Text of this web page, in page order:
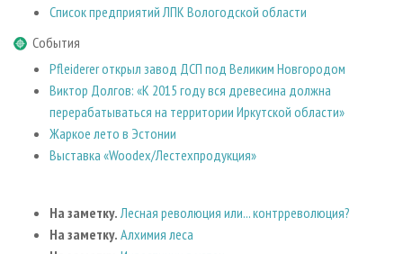
Список предприятий ЛПК Вологодской области
События
Pfleiderer открыл завод ДСП под Великим Новгородом
Виктор Долгов: «К 2015 году вся древесина должна
перерабатываться на территории Иркутской области»
Жаркое лето в Эстонии
Выставка «Woodex/Лестехпродукция»
На заметку. Лесная революция или... контрреволюция?
На заметку. Алхимия леса